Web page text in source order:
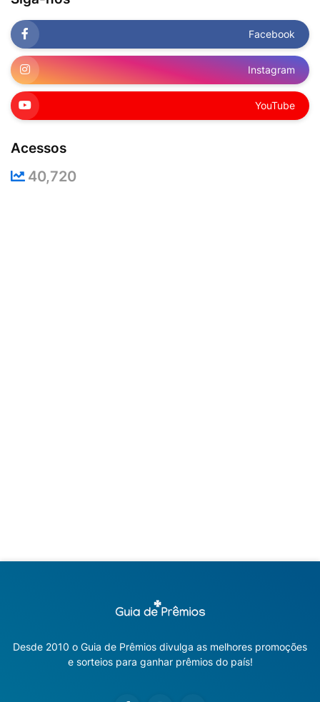
Facebook
Instagram
YouTube
Acessos
40,720
Desde 2010 o Guia de Prêmios divulga as melhores promoções
e sorteios para ganhar prêmios do país!